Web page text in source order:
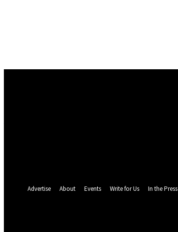
Advertise About Events Write for Us In the Press